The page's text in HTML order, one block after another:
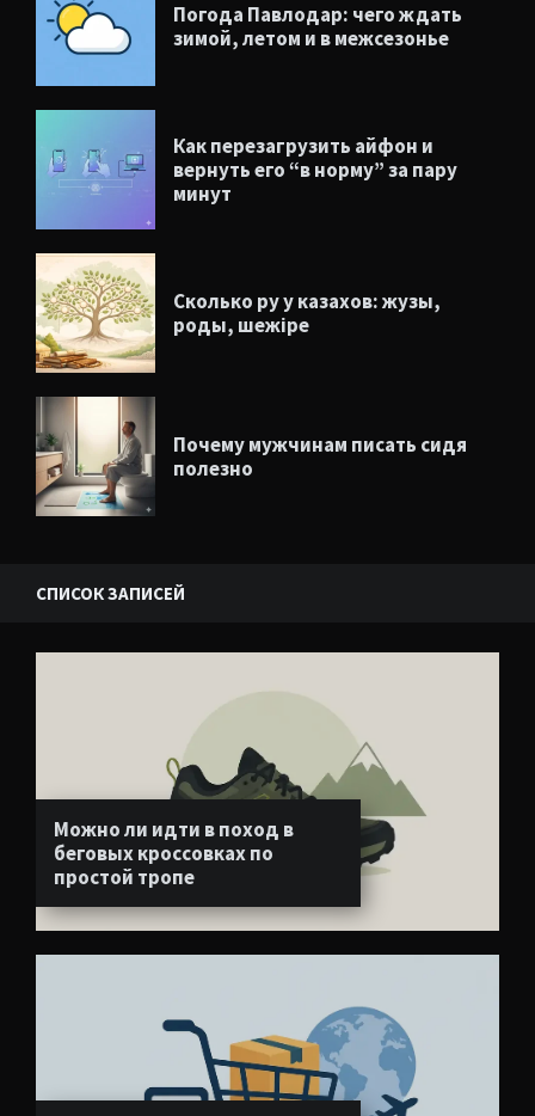
Погода Павлодар: чего ждать
зимой, летом и в межсезонье
Как перезагрузить айфон и
вернуть его “в норму” за пару
минут
Сколько ру у казахов: жузы,
роды, шежіре
Почему мужчинам писать сидя
полезно
СПИСОК ЗАПИСЕЙ
Можно ли идти в поход в
беговых кроссовках по
простой тропе